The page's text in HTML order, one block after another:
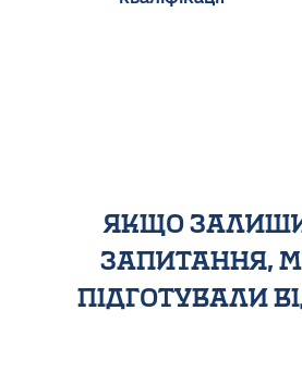
якщо
запитання,
підготували